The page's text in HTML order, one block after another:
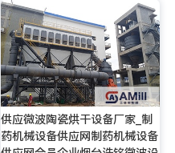
供应微波陶瓷烘干设备厂家_制
药机械设备供应网制药机械设备